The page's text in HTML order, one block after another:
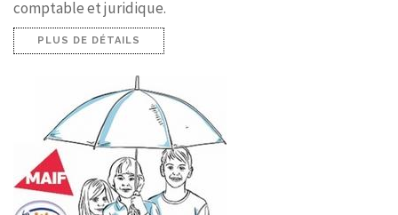
comptable et juridique.
PLUS DE DÉTAILS